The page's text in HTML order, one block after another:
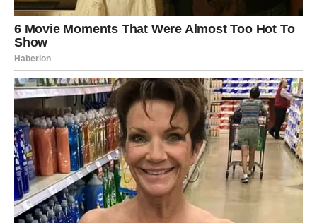
otvaranja.
Vodolija
Vodolije danas osećaju veliku potrebu za ljubavlju i
bliskošću, iako to retko pokazuju. Ako ste u vezi, partner
će želeti više pažnje i jasnije pokazivanje emocija.
Mnogi odnosi danas prolaze kroz važnu fazu. Ili ćete
shvatiti koliko vam je stalo do nekoga ili ćete konačno
odlučiti da zatvorite vrata prošlosti.